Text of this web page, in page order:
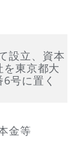
設立、資本
東京都大
号に置く
金等